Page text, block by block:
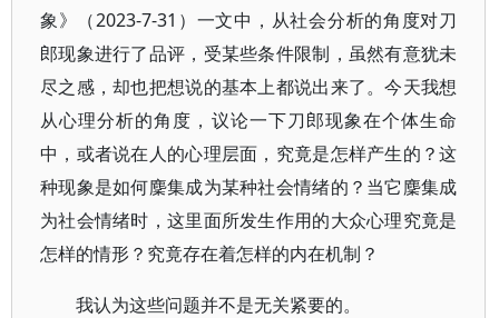
象》（2023-7-31）一文中，从社会分析的角度对刀
郎现象进行了品评，受某些条件限制，虽然有意犹未
尽之感，却也把想说的基本上都说出来了。今天我想
从心理分析的角度，议论一下刀郎现象在个体生命
中，或者说在人的心理层面，究竟是怎样产生的？这
种现象是如何麇集成为某种社会情绪的？当它麇集成
为社会情绪时，这里面所发生作用的大众心理究竟是
怎样的情形？究竟存在着怎样的内在机制？
我认为这些问题并不是无关紧要的。